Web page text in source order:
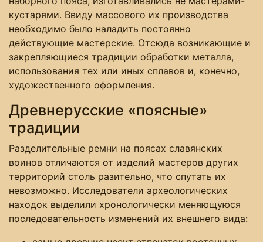
кустарями. Ввиду массового их производства
необходимо было наладить постоянно
действующие мастерские. Отсюда возникающие и
закрепляющиеся традиции обработки металла,
использования тех или иных сплавов и, конечно,
художественного оформления.
Древнерусские «поясные»
традиции
Разделительные ремни на поясах славянских
воинов отличаются от изделий мастеров других
территорий столь разительно, что спутать их
невозможно. Исследователи археологических
находок выделили хронологически меняющуюся
последовательность изменений их внешнего вида: